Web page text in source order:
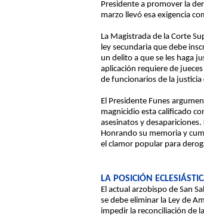
Presidente a promover la
marzo llevó esa exigencia
La Magistrada de la Corte
ley secundaria que debe
un delito a que se les haga
aplicación requiere de
de funcionarios de la justicia
El Presidente Funes
magnicidio esta calificado
asesinatos y
Honrando su memoria y
el clamor popular para
LA POSICIÓN
El actual arzobispo de San
se debe eliminar la Ley de
impedir la reconciliación de